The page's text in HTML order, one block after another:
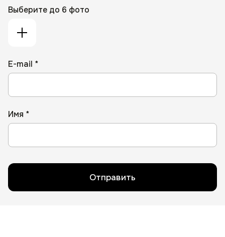
Выберите до 6 фото
E-mail *
Имя *
Отправить